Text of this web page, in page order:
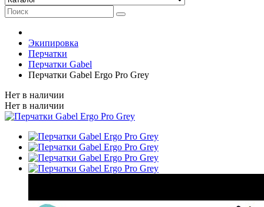
Экипировка
Перчатки
Перчатки Gabel
Перчатки Gabel Ergo Pro Grey
Нет в наличии
Нет в наличии